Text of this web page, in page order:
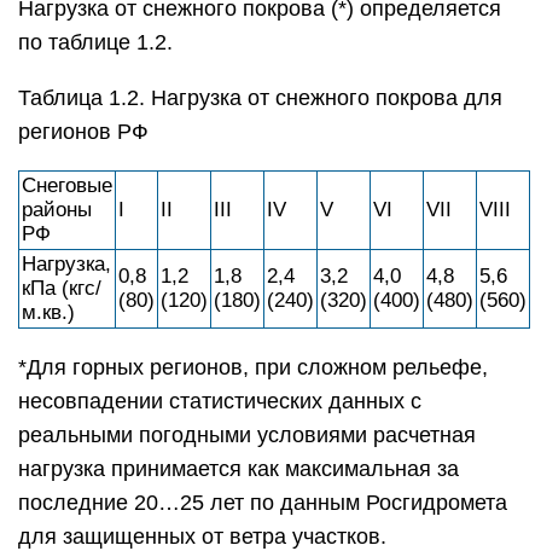
Нагрузка от снежного покрова (*) определяется
по таблице 1.2.
Таблица 1.2. Нагрузка от снежного покрова для
регионов РФ
Снеговые
районы
РФ
IV V VI VII VIII
Нагрузка,
кПа (кгс/
м.кв.)
0,8
(80)
1,2
(120)
1,8
(180)
2,4
(240)
3,2
(320)
4,0
(400)
4,8
(480)
5,6
(560)
*Для горных регионов, при сложном рельефе,
несовпадении статистических данных с
реальными погодными условиями расчетная
нагрузка принимается как максимальная за
последние 20…25 лет по данным Росгидромета
для защищенных от ветра участков.